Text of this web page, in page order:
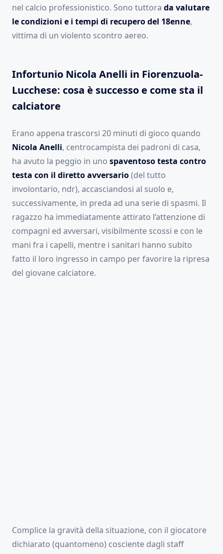
nel calcio professionistico. Sono tuttora da valutare
le condizioni e i tempi di recupero del 18enne,
vittima di un violento scontro aereo.
Infortunio Nicola Anelli in Fiorenzuola-
Lucchese: cosa è successo e come sta il
calciatore
Erano appena trascorsi 20 minuti di gioco quando
Nicola Anelli, centrocampista dei padroni di casa,
ha avuto la peggio in uno spaventoso testa contro
testa con il diretto avversario(del tutto
involontario, ndr), accasciandosi al suolo e,
successivamente, in preda ad una serie di spasmi. Il
ragazzo ha immediatamente attirato l’attenzione di
compagni ed avversari, visibilmente scossi e con le
mani fra i capelli, mentre i sanitari hanno subito
fatto il loro ingresso in campo per favorire la ripresa
del giovane calciatore.
Complice la gravità della situazione, con il giocatore
dichiarato (quantomeno) cosciente dagli staff